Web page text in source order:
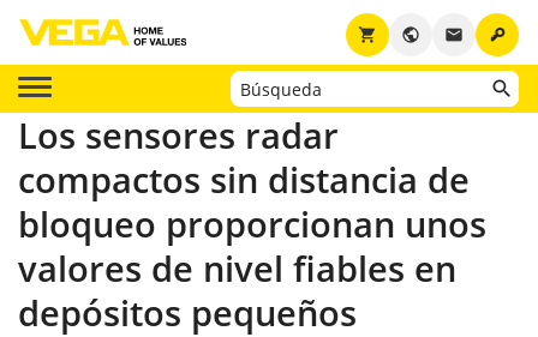
key
email
public
shopping_cart
Los sensores radar
compactos sin distancia de
bloqueo proporcionan unos
valores de nivel fiables en
depósitos pequeños